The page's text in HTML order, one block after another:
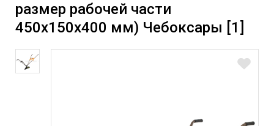
размер рабочей части
450х150х400 мм) Чебоксары [1]